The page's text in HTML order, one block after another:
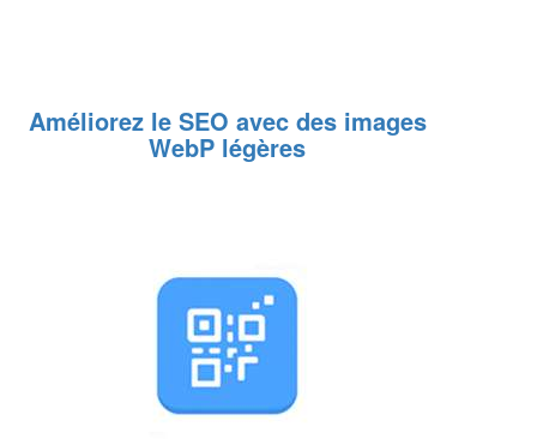
Améliorez le SEO avec des images
WebP légères